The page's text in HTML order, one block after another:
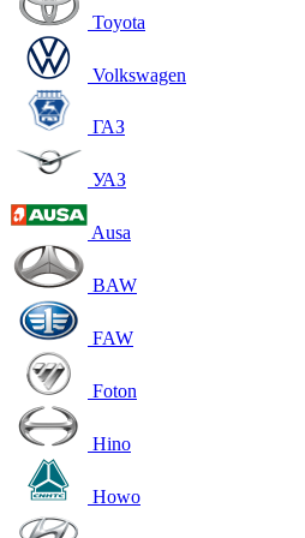
Toyota
Volkswagen
ГАЗ
УАЗ
Ausa
BAW
FAW
Foton
Hino
Howo